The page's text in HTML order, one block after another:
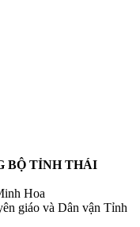
BỘ TỈNH THÁI
Hoa
giáo và Dân vận Tỉnh